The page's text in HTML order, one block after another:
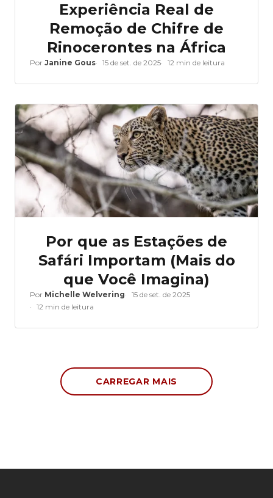
Experiência Real de
Remoção de Chifre de
Rinocerontes na África
Por Janine Gous 15 de set. de 2025 12 min de leitura
Por que as Estações de
Safári Importam (Mais do
que Você Imagina)
Por Michelle Welvering
15 de set. de 2025
12 min de leitura
CARREGAR MAIS